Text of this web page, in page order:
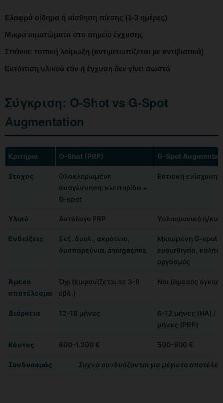
Ελαφρύ οίδημα ή αίσθηση πίεσης (1-3 ημέρες)
Μικρά αιματώματα στο σημείο έγχυσης
Σπάνια: τοπική λοίμωξη (αντιμετωπίζεται με αντιβιοτικά)
Εκτόπιση υλικού εάν η έγχυση δεν γίνει σωστά
Σύγκριση: O-Shot vs G-Spot
Augmentation
Κριτήριο O-Shot (PRP) G-Spot
Στόχος
Ολοκληρωμένη
αναγέννηση: κλειτορίδα +
G-spot
Εστιακή ενίσχυση
Υλικό Αυτόλογο PRP Υαλουρονικό ή/και
Ενδείξεις
Σεξ. δυσλ., ακράτεια,
δυσπαρεύνια, anorgasmia
Μειωμένη G-spot
ευαισθησία,
οργασμός
Άμεσο
αποτέλεσμα
Όχι (εμφανίζεται σε 3-8
εβδ.)
Ναι (άμεσος όγκος
Διάρκεια 12-18 μήνες
6-12 μήνες (HA) /
μήνες (PRP)
Κόστος 600-1.200 € 500-900 €
Συνδυασμός Συχνά συνδυάζονται για μέγιστο